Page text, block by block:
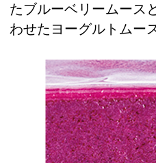
たブルーベリームース
わせたヨーグルトムー